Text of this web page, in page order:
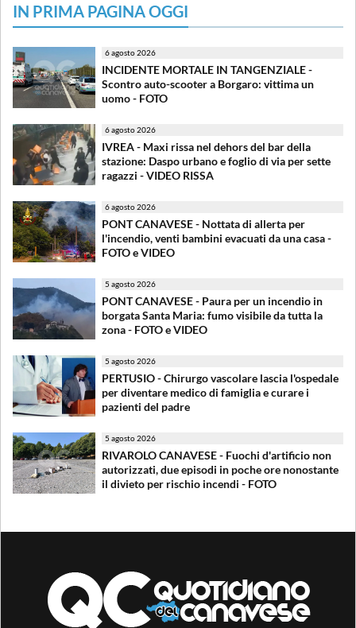
IN PRIMA PAGINA OGGI
6 agosto 2026
INCIDENTE MORTALE IN TANGENZIALE -
Scontro auto-scooter a Borgaro: vittima un
uomo - FOTO
6 agosto 2026
IVREA - Maxi rissa nel dehors del bar della
stazione: Daspo urbano e foglio di via per sette
ragazzi - VIDEO RISSA
6 agosto 2026
PONT CANAVESE - Nottata di allerta per
l'incendio, venti bambini evacuati da una casa -
FOTO e VIDEO
5 agosto 2026
PONT CANAVESE - Paura per un incendio in
borgata Santa Maria: fumo visibile da tutta la
zona - FOTO e VIDEO
5 agosto 2026
PERTUSIO - Chirurgo vascolare lascia l'ospedale
per diventare medico di famiglia e curare i
pazienti del padre
5 agosto 2026
RIVAROLO CANAVESE - Fuochi d'artificio non
autorizzati, due episodi in poche ore nonostante
il divieto per rischio incendi - FOTO